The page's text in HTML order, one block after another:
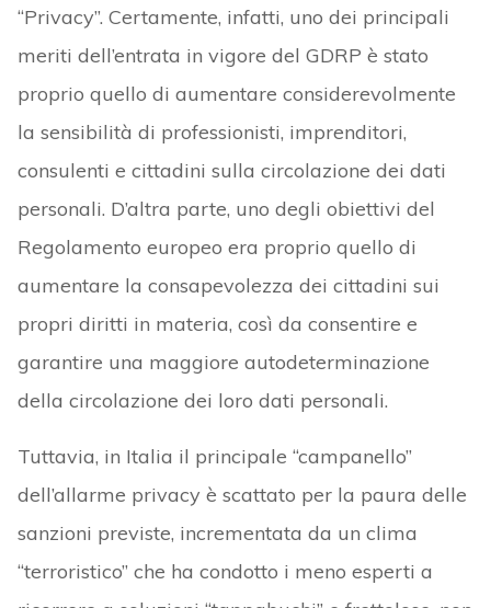
“Privacy”. Certamente, infatti, uno dei principali
meriti dell’entrata in vigore del GDRP è stato
proprio quello di aumentare considerevolmente
la sensibilità di professionisti, imprenditori,
consulenti e cittadini sulla circolazione dei dati
personali. D’altra parte, uno degli obiettivi del
Regolamento europeo era proprio quello di
aumentare la consapevolezza dei cittadini sui
propri diritti in materia, così da consentire e
garantire una maggiore autodeterminazione
della circolazione dei loro dati personali.
Tuttavia, in Italia il principale “campanello”
dell’allarme privacy è scattato per la paura delle
sanzioni previste, incrementata da un clima
“terroristico” che ha condotto i meno esperti a